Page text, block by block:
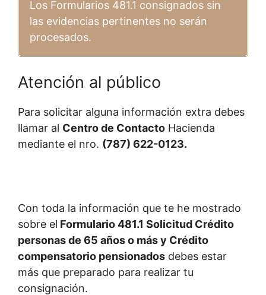
Los Formularios 481.1 consignados sin
las evidencias pertinentes no serán
procesados.
Atención al público
Para solicitar alguna información extra debes
llamar al Centro de Contacto Hacienda
mediante el nro. (787) 622-0123.
Con toda la información que te he mostrado
sobre el Formulario 481.1 Solicitud Crédito
personas de 65 años o más y Crédito
compensatorio pensionados debes estar
más que preparado para realizar tu
consignación.